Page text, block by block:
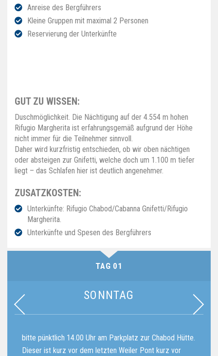
Anreise des Bergführers
Kleine Gruppen mit maximal 2 Personen
Reservierung der Unterkünfte
GUT ZU WISSEN:
Duschmöglichkeit. Die Nächtigung auf der 4.554 m hohen
Rifugio Margherita ist erfahrungsgemäß aufgrund der Höhe
nicht immer für die Teilnehmer sinnvoll.
Daher wird kurzfristig entschieden, ob wir oben nächtigen
oder absteigen zur Gnifetti, welche doch um 1.100 m tiefer
liegt – das Schlafen hier ist deutlich angenehmer.
ZUSATZKOSTEN:
Unterkünfte: Rifugio Chabod/Cabanna Gnifetti/Rifugio
Margherita.
Unterkünfte und Spesen des Bergführers
TAG 01
SONNTAG
bitte pünktlich 14.00 Uhr am Parkplatz zur Chabod Hütte.
Dieser ist kurz vor dem letzten Weiler Pont kurz vor